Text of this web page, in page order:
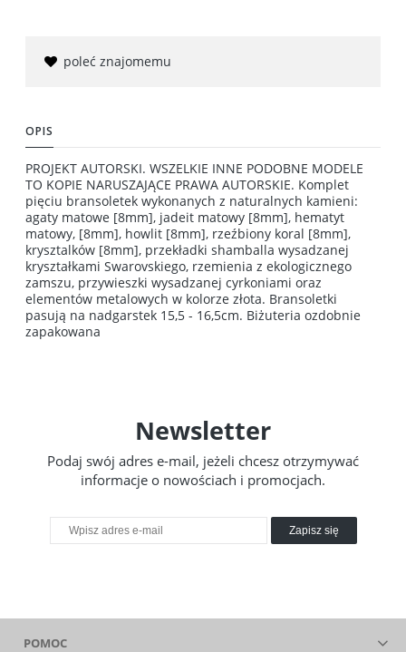
poleć znajomemu
OPIS
PROJEKT AUTORSKI. WSZELKIE INNE PODOBNE MODELE
TO KOPIE NARUSZAJĄCE PRAWA AUTORSKIE. Komplet
pięciu bransoletek wykonanych z naturalnych kamieni:
agaty matowe [8mm], jadeit matowy [8mm], hematyt
matowy, [8mm], howlit [8mm], rzeźbiony koral [8mm],
krysztalków [8mm], przekładki shamballa wysadzanej
kryształkami Swarovskiego, rzemienia z ekologicznego
zamszu, przywieszki wysadzanej cyrkoniami oraz
elementów metalowych w kolorze złota. Bransoletki
pasują na nadgarstek 15,5 - 16,5cm. Biżuteria ozdobnie
zapakowana
Newsletter
Podaj swój adres e-mail, jeżeli chcesz otrzymywać
informacje o nowościach i promocjach.
Zapisz się
POMOC